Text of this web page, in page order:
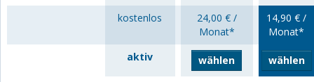
kostenlos
24,00 € /
Monat*
14,90 € /
Monat*
aktiv
wählen wählen